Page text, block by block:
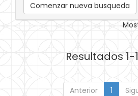
Comenzar nueva busqueda
Resultados 1-
Anterior 1